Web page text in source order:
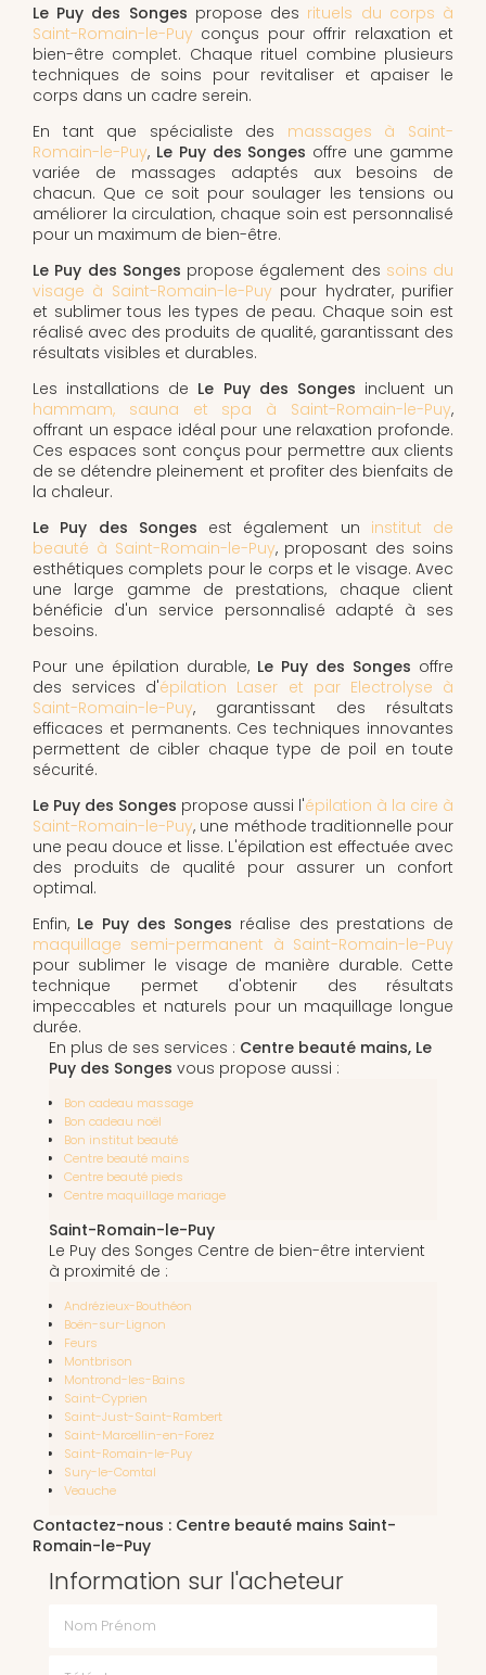
Le Puy des Songes propose des rituels du corps à
Saint-Romain-le-Puy conçus pour offrir relaxation et
bien-être complet. Chaque rituel combine plusieurs
techniques de soins pour revitaliser et apaiser le
corps dans un cadre serein.
En tant que spécialiste des massages à Saint-
Romain-le-Puy, Le Puy des Songes offre une gamme
variée de massages adaptés aux besoins de
chacun. Que ce soit pour soulager les tensions ou
améliorer la circulation, chaque soin est personnalisé
pour un maximum de bien-être.
Le Puy des Songes propose également des soins du
visage à Saint-Romain-le-Puypour hydrater, purifier
et sublimer tous les types de peau. Chaque soin est
réalisé avec des produits de qualité, garantissant des
résultats visibles et durables.
Les installations de Le Puy des Songes incluent un
hammam, sauna et spa à Saint-Romain-le-Puy,
offrant un espace idéal pour une relaxation profonde.
Ces espaces sont conçus pour permettre aux clients
de se détendre pleinement et profiter des bienfaits de
la chaleur.
Le Puy des Songes est également un institut de
beauté à Saint-Romain-le-Puy, proposant des soins
esthétiques complets pour le corps et le visage. Avec
une large gamme de prestations, chaque client
bénéficie d'un service personnalisé adapté à ses
besoins.
Pour une épilation durable, Le Puy des Songes offre
des services d'épilation Laser et par Electrolyse à
Saint-Romain-le-Puy, garantissant des résultats
efficaces et permanents. Ces techniques innovantes
permettent de cibler chaque type de poil en toute
sécurité.
Le Puy des Songes propose aussi l'épilation à la cire à
Saint-Romain-le-Puy, une méthode traditionnelle pour
une peau douce et lisse. L'épilation est effectuée avec
des produits de qualité pour assurer un confort
optimal.
Enfin, Le Puy des Songes réalise des prestations de
maquillage semi-permanent à Saint-Romain-le-Puy
pour sublimer le visage de manière durable. Cette
technique permet d'obtenir des résultats
impeccables et naturels pour un maquillage longue
durée.
En plus de ses services : Centre beauté mains, Le
Puy des Songes vous propose aussi :
Bon cadeau massage
Bon cadeau noël
Bon institut beauté
Centre beauté mains
Centre beauté pieds
Centre maquillage mariage
Saint-Romain-le-Puy
Le Puy des Songes Centre de bien-être intervient
à proximité de :
Andrézieux-Bouthéon
Boën-sur-Lignon
Feurs
Montbrison
Montrond-les-Bains
Saint-Cyprien
Saint-Just-Saint-Rambert
Saint-Marcellin-en-Forez
Saint-Romain-le-Puy
Sury-le-Comtal
Veauche
Contactez-nous : Centre beauté mains Saint-
Romain-le-Puy
Information sur l'acheteur